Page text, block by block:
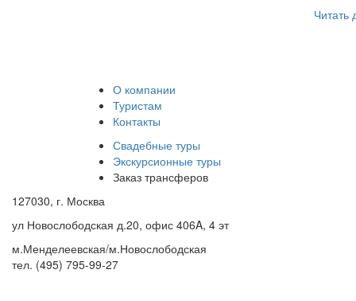
Читать
О компании
Туристам
Контакты
Свадебные туры
Экскурсионные туры
Заказ трансферов
127030, г. Москва
ул Новослободская д.20, офис 406A, 4 эт
м.Менделеевская/м.Новослободская
тел. (495) 795-99-27